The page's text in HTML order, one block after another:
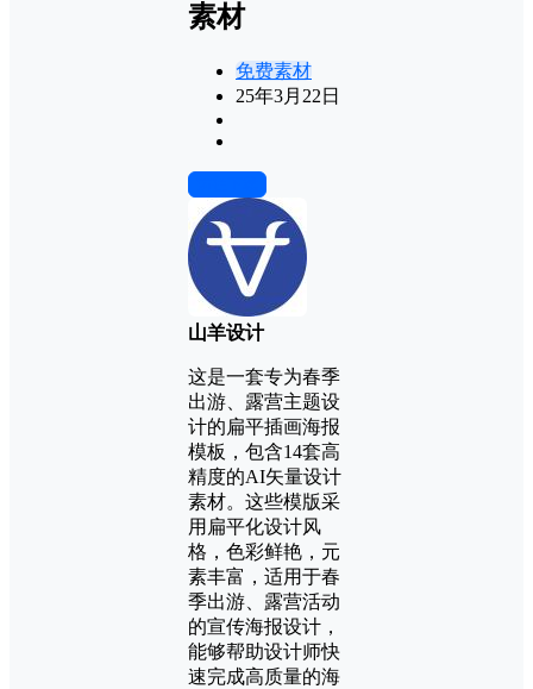
素材
免费素材
25年3月22日
山羊设计
这是一套专为春季
出游、露营主题设
计的扁平插画海报
模板，包含14套高
精度的AI矢量设计
素材。这些模版采
用扁平化设计风
格，色彩鲜艳，元
素丰富，适用于春
季出游、露营活动
的宣传海报设计，
能够帮助设计师快
速完成高质量的海